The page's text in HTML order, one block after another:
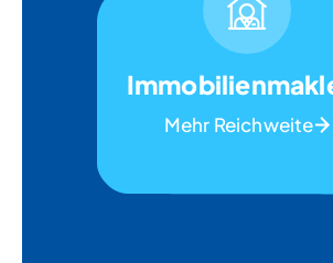
Mehr Reichweite